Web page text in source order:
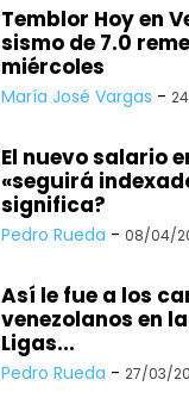
Temblor Hoy en
sismo de 7.0
miércoles
María José Vargas -
El nuevo salario
«seguirá
significa?
Pedro Rueda - 08/04/
Así le fue a los
venezolanos en
Ligas...
Pedro Rueda - 27/03/